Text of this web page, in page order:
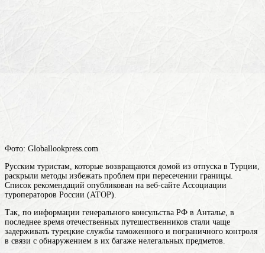
Фото: Globallookpress.com
Русским туристам, которые возвращаются домой из отпуска в Турции,
раскрыли методы избежать проблем при пересечении границы.
Список рекомендаций опубликован на веб-сайте Ассоциации
туроператоров России (АТОР).
Так, по информации генерального консульства РФ в Анталье, в
последнее время отечественных путешественников стали чаще
задерживать турецкие службы таможенного и пограничного контроля
в связи с обнаружением в их багаже нелегальных предметов.